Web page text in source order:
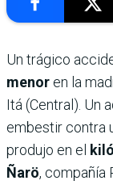
Un trágico
menor en la
Itá (Central). Un
embestir contra
produjo en el
Ñarö, compañía